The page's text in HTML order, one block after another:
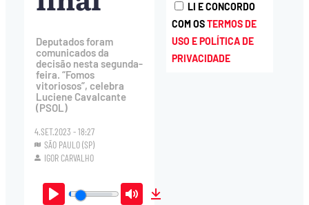
Deputados foram
comunicados da
decisão nesta segunda-
feira. “Fomos
vitoriosos”, celebra
Luciene Cavalcante
(PSOL)
4.SET.2023 - 18:27
SÃO PAULO (SP)
IGOR CARVALHO
LI E CONCORDO
COM OSTERMOS DE
USO E POLÍTICA DE
PRIVACIDADE